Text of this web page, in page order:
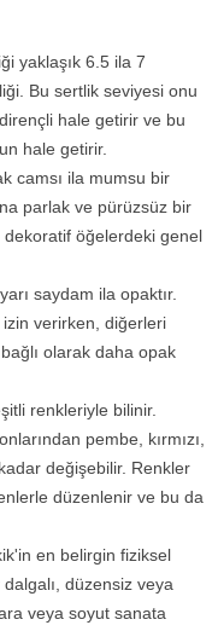
yaklaşık 6.5 ila 7
Bu sertlik seviyesi onu
hale getirir ve bu
hale getirir.
camsı ila mumsu bir
parlak ve pürüzsüz bir
dekoratif öğelerdeki genel
saydam ila opaktır.
izin verirken, diğerleri
olarak daha opak
renkleriyle bilinir.
pembe, kırmızı,
değişebilir. Renkler
düzenlenir ve bu da
en belirgin fiziksel
düzensiz veya
veya soyut sanata